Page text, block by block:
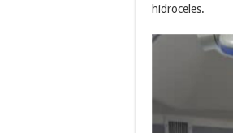
hidroceles.